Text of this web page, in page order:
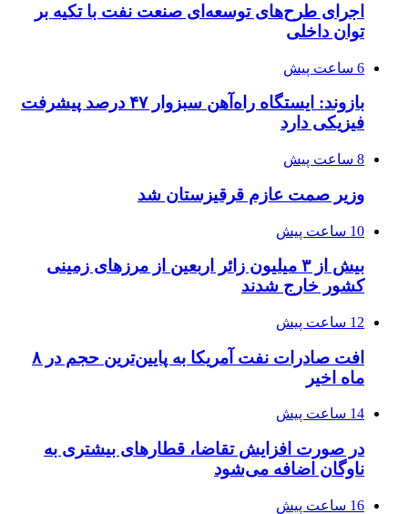
اجرای طرح‌های توسعه‌ای صنعت نفت با تکیه بر
توان داخلی
6 ساعت پیش
بازوند: ایستگاه راه‌آهن سبزوار ۴۷ درصد پیشرفت
فیزیکی دارد
8 ساعت پیش
وزیر صمت عازم قرقیزستان شد
10 ساعت پیش
بیش از ۳ میلیون زائر اربعین از مرزهای زمینی
کشور خارج شدند
12 ساعت پیش
افت صادرات نفت آمریکا به پایین‌ترین حجم در ۸
ماه اخیر
14 ساعت پیش
در صورت افزایش تقاضا، قطارهای بیشتری به
ناوگان اضافه می‌شود
16 ساعت پیش